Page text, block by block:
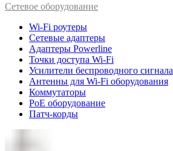
Cетевое оборудование
Wi-Fi роутеры
Сетевые адаптеры
Адаптеры Powerline
Точки доступа Wi-Fi
Усилители беспроводного сигнала
Антенны для Wi-Fi оборудования
Коммутаторы
PoE оборудование
Патч-корды